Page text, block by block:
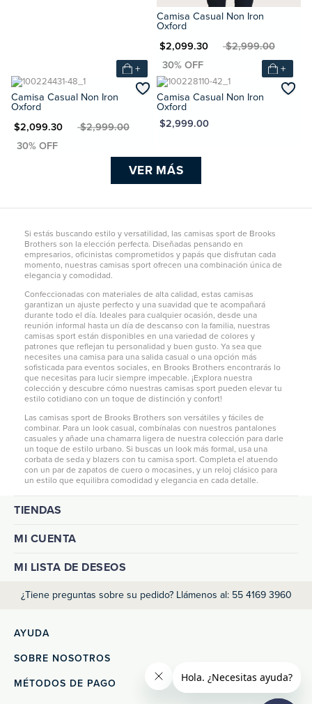
Camisa Casual Non Iron
Oxford
MXN $2,099.30MXN $2,999.00
+
Camisa Casual Non Iron
Oxford
$2,099.30MXN $2,999.00
+
Camisa Casual Non Iron
Oxford
MXN $2,999.00
VER MÁS
Si estás buscando estilo y versatilidad, las camisas sport de Brooks
Brothers son la elección perfecta. Diseñadas pensando en
empresarios, oficinistas comprometidos y papás que disfrutan cada
momento, nuestras camisas sport ofrecen una combinación única de
elegancia y comodidad.
Confeccionadas con materiales de alta calidad, estas camisas
garantizan un ajuste perfecto y una suavidad que te acompañará
durante todo el día. Ideales para cualquier ocasión, desde una
reunión informal hasta un día de descanso con la familia, nuestras
camisas sport están disponibles en una variedad de colores y
patrones que reflejan tu personalidad y buen gusto. Ya sea que
necesites una camisa para una salida casual o una opción más
sofisticada para eventos sociales, en Brooks Brothers encontrarás lo
que necesitas para lucir siempre impecable. ¡Explora nuestra
colección y descubre cómo nuestras camisas sport pueden elevar tu
estilo cotidiano con un toque de distinción y confort!
Las camisas sport de Brooks Brothers son versátiles y fáciles de
combinar. Para un look casual, combínalas con nuestros pantalones
casuales y añade una chamarra ligera de nuestra colección para darle
un toque de estilo urbano. Si buscas un look más formal, usa una
corbata de seda y blazers con tu camisa sport. Completa el atuendo
con un par de zapatos de cuero o mocasines, y un reloj clásico para
un estilo que equilibra comodidad y elegancia en cada detalle.
TIENDAS
MI CUENTA
MI LISTA DE DESEOS
¿Tiene preguntas sobre su pedido? Llámenos al: 55 4169 3960
AYUDA
SOBRE NOSOTROS
MÉTODOS DE PAGO